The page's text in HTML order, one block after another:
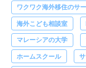
ワクワク海外移住のサ
海外こども相談室
マレーシアの大学
ホームスクール